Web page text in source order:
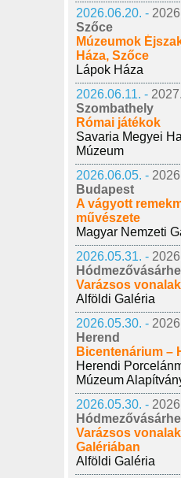
2026.06.20. -
Szőce
Múzeumok
Háza, Szőce
Lápok Háza
2026.06.11. -
Szombathely
Római játékok
Savaria Megyei
Múzeum
2026.06.05. -
Budapest
A vágyott
művészete
Magyar Nemzeti
2026.05.31. -
Varázsos vonalak
Alföldi Galéria
2026.05.30. -
Herend
Bicentenárium –
Herendi
Múzeum
2026.05.30. -
Varázsos
Galériában
Alföldi Galéria